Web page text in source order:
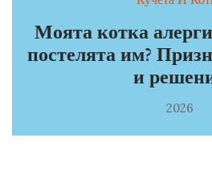
Моята котка
постелята им?
и
2026